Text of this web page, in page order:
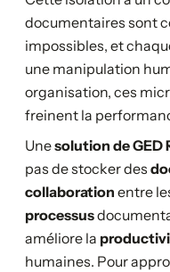
documentaires sont
impossibles, et
une manipulation
organisation, ces
freinent la
Unesolution de GED
pas de stocker des
collaboration entre
processus
améliore la
humaines. Pour